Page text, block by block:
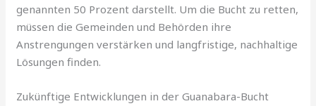
genannten 50 Prozent darstellt. Um die Bucht zu retten,
müssen die Gemeinden und Behörden ihre
Anstrengungen verstärken und langfristige, nachhaltige
Lösungen finden.
Zukünftige Entwicklungen in der Guanabara-Bucht